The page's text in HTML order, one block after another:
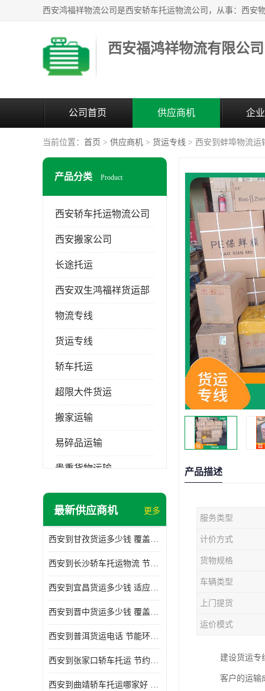
西安福鸿祥物流有限公司
公司首页 供应商机 企
当前位置： 首页 > 供应商机 > 货运专线 > 西安到蚌埠物流运
产品分类 Product
西安轿车托运物流公司
西安搬家公司
长途托运
西安双生鸿福祥货运部
物流专线
货运专线
轿车托运
超限大件货运
搬家运输
易碎品运输
贵重货物运输
普通货物
危险品运输
最新供应商机 更多
西安到甘孜货运多少钱 覆盖面广 降低运输成本
西安到长沙轿车托运物流 节约时间 为客户节省大量时间和能源
西安到宜昌货运多少钱 适应能力强 降低运输成本
西安到晋中货运多少钱 覆盖面广 一站式运输
西安到普洱货运电话 节能环保 灵活性高 持续性长
西安到张家口轿车托运 节约时间 随时查询车辆时实位置
西安到曲靖轿车托运哪家好 方便快捷 用户享受上门提送车辆
产品描述
服务类型
计价方式
货物规格
车辆类型
上门提货
运价模式
建设货运专
客户的运输